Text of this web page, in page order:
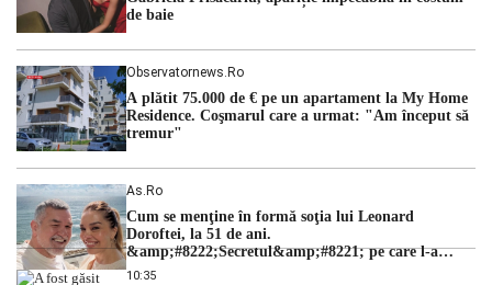
de baie
Observatornews.ro
A plătit 75.000 de € pe un apartament la My Home
Residence. Coşmarul care a urmat: "Am început să
tremur"
As.ro
Cum se menţine în formă soţia lui Leonard
Doroftei, la 51 de ani.
&amp;#8222;Secretul&amp;#8221; pe care l-a
dezvăluit
10:35